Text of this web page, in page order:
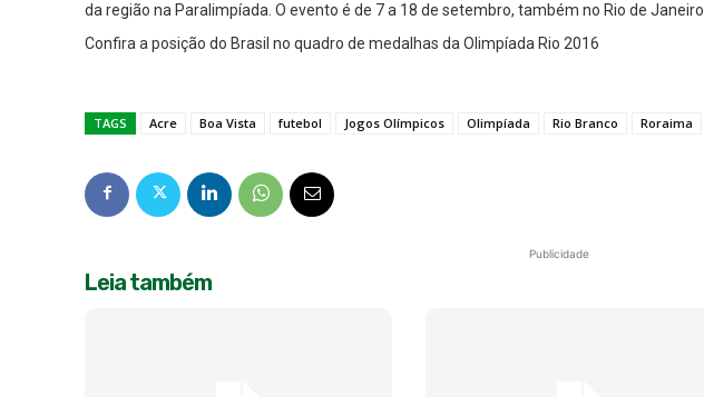
da região na Paralimpíada. O evento é de 7 a 18 de setembro, também no Rio de Janeiro.
Confira a posição do Brasil no quadro de medalhas da Olimpíada Rio 2016
TAGS Acre Boa Vista futebol Jogos Olímpicos Olimpíada Rio Branco Roraima
Publicidade
Leia também